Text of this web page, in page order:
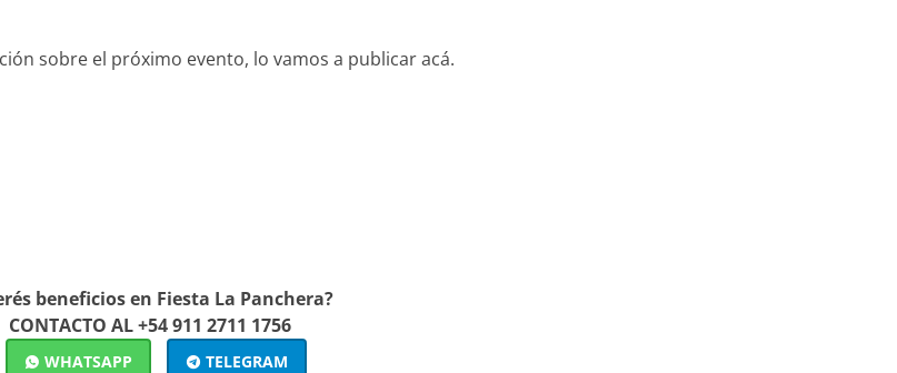
sobre el próximo evento, lo vamos a publicar acá.
beneficios en Fiesta La Panchera?
CONTACTO AL +54 911 2711 1756
WHATSAPP TELEGRAM